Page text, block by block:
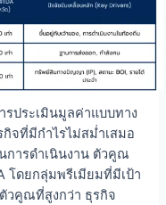
รประเมินมูลค่าแบบทาง
จที่มีกำไรไม่สม่ำเสมอ
การดำเนินงาน ตัวคูณ
โดยกลุ่มพรีเมียมที่มีเป้า
วคูณที่สูงกว่า ธุรกิจ